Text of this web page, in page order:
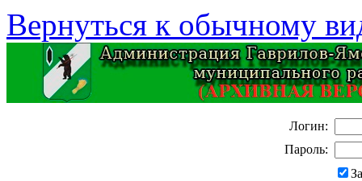
Вернуться к обычному
Логин:
Пароль: